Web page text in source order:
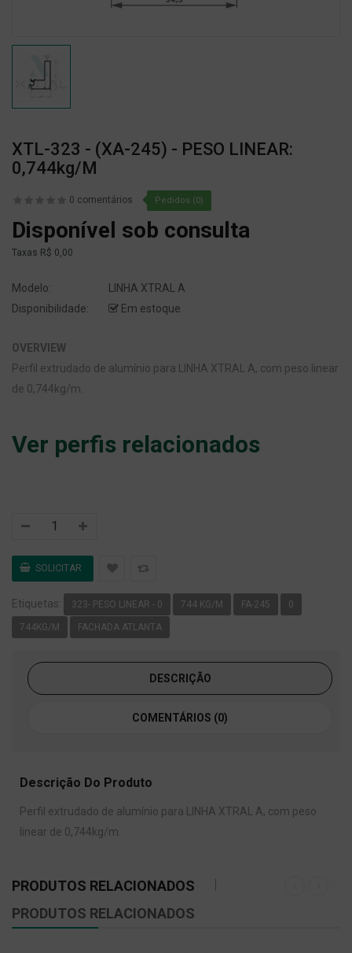
XTL-323 - (XA-245) - PESO LINEAR:
0,744kg/m
0 comentários Pedidos (0)
Disponível sob consulta
Taxas R$ 0,00
Modelo:
LINHA XTRAL A
Disponibilidade:
Em estoque
OVERVIEW
Perfil extrudado de alumínio para LINHA XTRAL A, com peso linear
de 0,744kg/m.
Ver perfis relacionados
Etiquetas: 323- PESO LINEAR - 0 744 KG/M FA-245 0
744KG/M FACHADA ATLANTA
DESCRIÇÃO
COMENTÁRIOS (0)
Descrição Do Produto
Perfil extrudado de alumínio para LINHA XTRAL A, com peso
linear de 0,744kg/m.
PRODUTOS RELACIONADOS
PRODUTOS RELACIONADOS